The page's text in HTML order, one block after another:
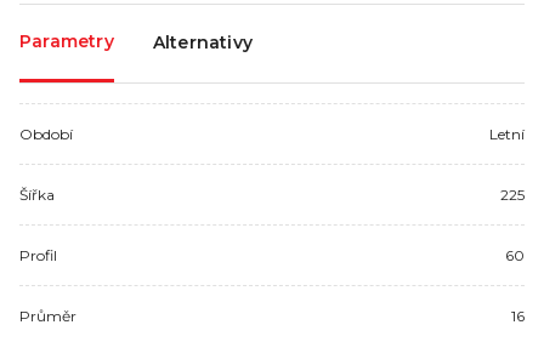
Parametry Alternativy
Období Letní
Šířka 225
Profil 60
Průměr 16